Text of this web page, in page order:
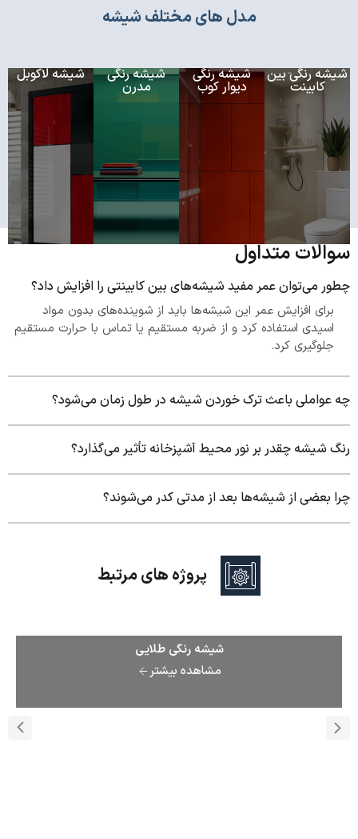
مدل های مختلف شیشه
شیشه رنگی بین
کابینت
شیشه رنگی
دیوار کوب
شیشه رنگی
مدرن
شیشه لاکوبل
سوالات متداول
چطور می‌توان عمر مفید شیشه‌های بین کابینتی را افزایش داد؟
برای افزایش عمر این شیشه‌ها باید از شوینده‌های بدون مواد
اسیدی استفاده کرد و از ضربه مستقیم یا تماس با حرارت مستقیم
جلوگیری کرد.
چه عواملی باعث ترک خوردن شیشه در طول زمان می‌شود؟
رنگ شیشه چقدر بر نور محیط آشپزخانه تأثیر می‌گذارد؟
چرا بعضی از شیشه‌ها بعد از مدتی کدر می‌شوند؟
پروژه های مرتبط
شیشه رنگی طلایی
مشاهده بیشتر